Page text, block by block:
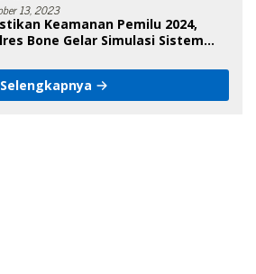
13, 2023
Keamanan Pemilu 2024,
Bone Gelar Simulasi Sistem
Selengkapnya